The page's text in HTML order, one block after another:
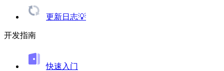
更新日志💡
开发指南
快速入门